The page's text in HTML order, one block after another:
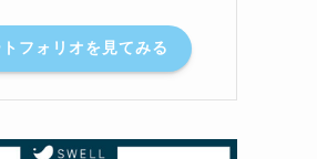
フォリオを見てみる